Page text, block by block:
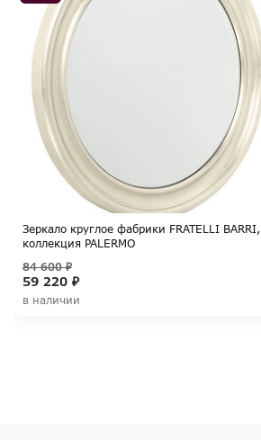
Зеркало круглое фабрики FRATELLI BARRI,
коллекция PALERMO
59 220 ₽
84 600 ₽
в наличии